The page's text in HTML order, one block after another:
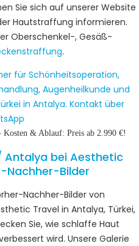
Sie sich auf unserer Website
Hautstraffung informieren.
Oberschenkel-, Gesäß-
.
bei Aesthetic
Nachher​-Bilder
Nachher-Bilder von
Travel in Antalya, Türkei,
Sie, wie schlaffe Haut
wird. Unsere Galerie